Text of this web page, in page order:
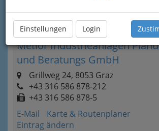
Einstellungen Login
Metior Industrieanlagen
und Beratungs GmbH
Grillweg 24, 8053 Graz
+43 316 586 878-212
+43 316 586 878-5
E-Mail
Karte & Routenplaner
Eintrag ändern